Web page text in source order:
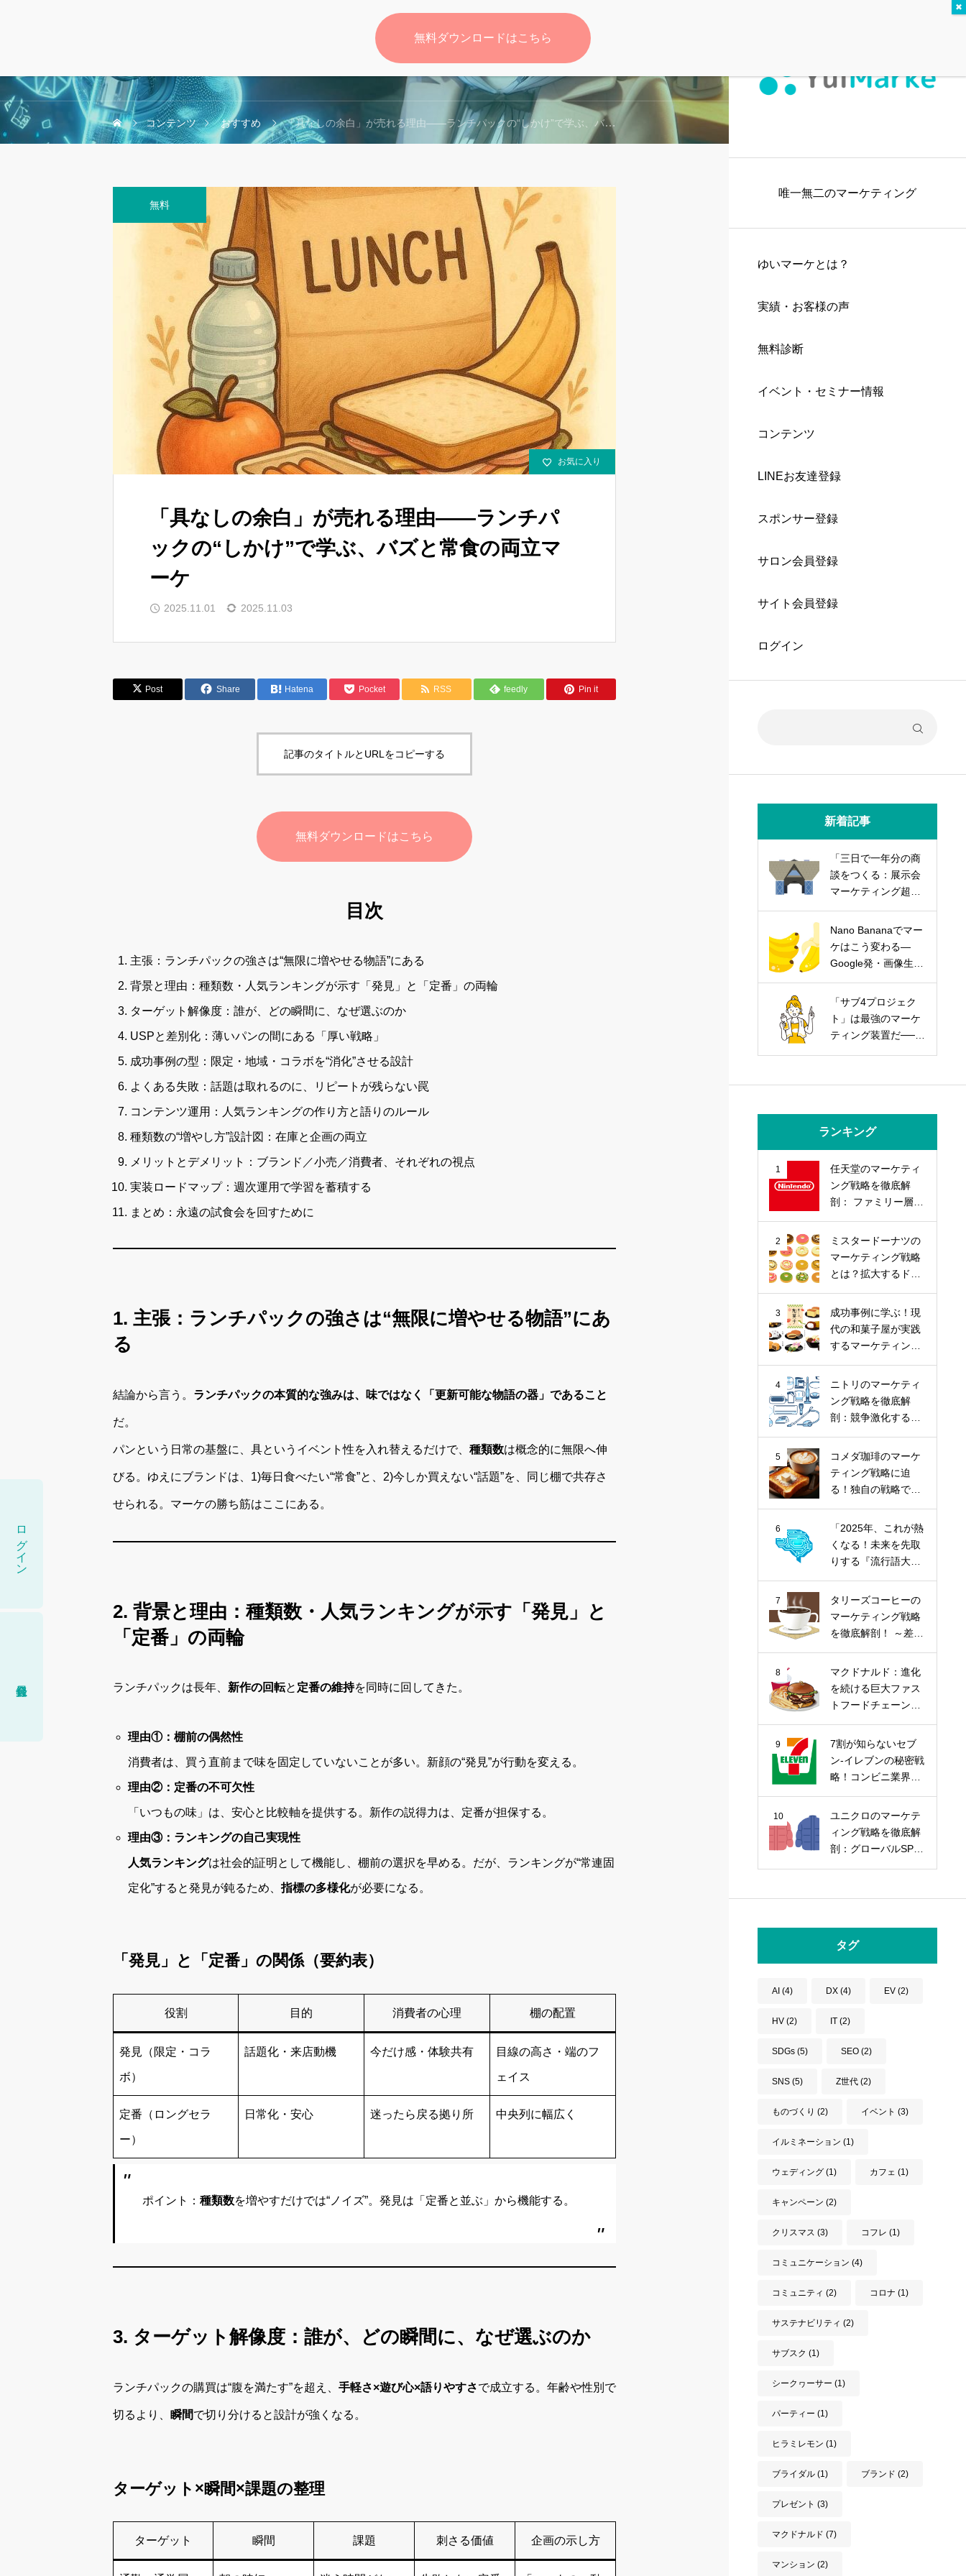
唯一無二のマーケティング
ゆいマーケとは？
実績・お客様の声
無料診断
イベント・セミナー情報
コンテンツ
LINEお友達登録
スポンサー登録
サロン会員登録
サイト会員登録
ログイン
新着記事
「三日で一年分の商
談をつくる：展示会
マーケティング超実
Nano Bananaでマー
ケはこう変わる―
Google発・画像生成
戦略
「サブ4プロジェク
ト」は最強のマーケ
ティング装置だ──走
ランキング
1
任天堂のマーケティ
ング戦略を徹底解
剖： ファミリー層の
戦略とは？
2
ミスタードーナツの
マーケティング戦略
とは？拡大するドー
む！
3
成功事例に学ぶ！現
代の和菓子屋が実践
するマーケティング
4
ニトリのマーケティ
ング戦略を徹底解
剖：競争激化する家
「お、ねだん以
上。」の価値提供
5
コメダ珈琲のマーケ
ティング戦略に迫
る！独自の戦略で喫
6
「2025年、これが熱
くなる！未来を先取
りする『流行語大賞
心トレンド」
7
タリーズコーヒーの
マーケティング戦略
を徹底解剖！ ～差別
題まで～
8
マクドナルド：進化
を続ける巨大ファス
トフードチェーンの
9
7割が知らないセブ
ン-イレブンの秘密戦
略！コンビニ業界の
10
ユニクロのマーケテ
ィング戦略を徹底解
剖：グローバルSPA
タグ
AI (4) DX (4) EV (2)
HV (2) IT (2)
SDGs (5) SEO (2)
SNS (5) Z世代 (2)
ものづくり (2) イベント (3)
イルミネーション (1)
ウェディング (1) カフェ (1)
キャンペーン (2)
クリスマス (3) コフレ (1)
コミュニケーション (4)
コミュニティ (2) コロナ (1)
サステナビリティ (2)
サブスク (1)
シークヮーサー (1)
パーティー (1)
ヒラミレモン (1)
ブライダル (1) ブランド (2)
プレゼント (3)
マクドナルド (7)
マンション (2)
無料
コンテンツ おすすめ 「具なしの余白」が売れる理由——ランチパックの“しかけ”で学ぶ、バズと常食の両立マーケ
無料
お気に入り
「具なしの余白」が売れる理由——ランチパ
ックの“しかけ”で学ぶ、バズと常食の両立マ
ーケ
2025.11.01 2025.11.03
Post Share Hatena Pocket RSS feedly Pin it
記事のタイトルとURLをコピーする
無料ダウンロードはこちら
目次
主張：ランチパックの強さは“無限に増やせる物語”にある
背景と理由：種類数・人気ランキングが示す「発見」と「定番」の両輪
ターゲット解像度：誰が、どの瞬間に、なぜ選ぶのか
USPと差別化：薄いパンの間にある「厚い戦略」
成功事例の型：限定・地域・コラボを“消化”させる設計
よくある失敗：話題は取れるのに、リピートが残らない罠
コンテンツ運用：人気ランキングの作り方と語りのルール
種類数の“増やし方”設計図：在庫と企画の両立
メリットとデメリット：ブランド／小売／消費者、それぞれの視点
実装ロードマップ：週次運用で学習を蓄積する
まとめ：永遠の試食会を回すために
1. 主張：ランチパックの強さは“無限に増やせる物語”にあ
る
結論から言う。 ランチパックの本質的な強みは、味ではなく「更新可能な物語の器」であること
だ。
パンという日常の基盤に、具というイベント性を入れ替えるだけで、 種類数は概念的に無限へ伸
びる。ゆえにブランドは、1)毎日食べたい“常食”と、2)今しか買えない“話題”を、同じ棚で共存さ
せられる。マーケの勝ち筋はここにある。
2. 背景と理由：種類数・人気ランキングが示す「発見」と
「定番」の両輪
ランチパックは長年、 新作の回転と 定番の維持を同時に回してきた。
理由①：棚前の偶然性
消費者は、買う直前まで味を固定していないことが多い。新顔の“発見”が行動を変える。
理由②：定番の不可欠性
「いつもの味」は、安心と比較軸を提供する。新作の説得力は、定番が担保する。
理由③：ランキングの自己実現性
人気ランキングは社会的証明として機能し、棚前の選択を早める。だが、ランキングが“常連固
定化”すると発見が鈍るため、指標の多様化が必要になる。
「発見」と「定番」の関係（要約表）
役割 目的 消費者の心理 棚の配置
発見（限定・コラ
ボ）
話題化・来店動機 今だけ感・体験共有 目線の高さ・端のフ
ェイス
定番（ロングセラ
ー）
日常化・安心 迷ったら戻る拠り所 中央列に幅広く
ポイント：種類数を増やすだけでは“ノイズ”。発見は「定番と並ぶ」から機能する。
3. ターゲット解像度：誰が、どの瞬間に、なぜ選ぶのか
ランチパックの購買は“腹を満たす”を超え、 手軽さ×遊び心×語りやすさで成立する。年齢や性別で
切るより、 瞬間で切り分けると設計が強くなる。
ターゲット×瞬間×課題の整理
ターゲット 瞬間 課題 刺さる価値 企画の示し方
ログイン
無料ダウンロードはこちら